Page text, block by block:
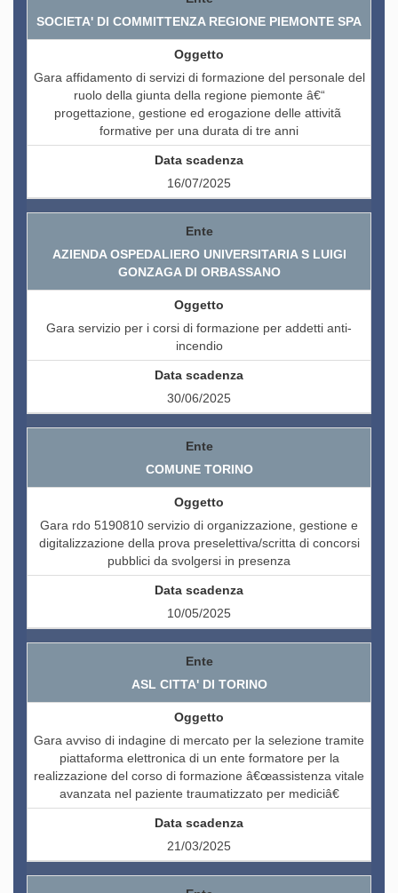
SOCIETA' DI COMMITTENZA REGIONE PIEMONTE SPA
Gara affidamento di servizi di formazione del personale del
ruolo della giunta della regione piemonte â€“
progettazione, gestione ed erogazione delle attivitã
formative per una durata di tre anni
16/07/2025
AZIENDA OSPEDALIERO UNIVERSITARIA S LUIGI
GONZAGA DI ORBASSANO
Gara servizio per i corsi di formazione per addetti anti-
incendio
30/06/2025
COMUNE TORINO
Gara rdo 5190810 servizio di organizzazione, gestione e
digitalizzazione della prova preselettiva/scritta di concorsi
pubblici da svolgersi in presenza
10/05/2025
ASL CITTA' DI TORINO
Gara avviso di indagine di mercato per la selezione tramite
piattaforma elettronica di un ente formatore per la
realizzazione del corso di formazione â€œassistenza vitale
avanzata nel paziente traumatizzato per mediciâ€
21/03/2025